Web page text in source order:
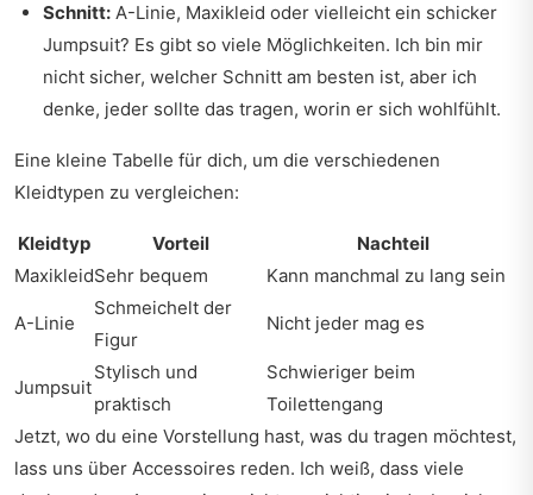
Schnitt: A-Linie, Maxikleid oder vielleicht ein schicker
Jumpsuit? Es gibt so viele Möglichkeiten. Ich bin mir
nicht sicher, welcher Schnitt am besten ist, aber ich
denke, jeder sollte das tragen, worin er sich wohlfühlt.
Eine kleine Tabelle für dich, um die verschiedenen
Kleidtypen zu vergleichen:
Kleidtyp Vorteil
Nachteil
MaxikleidSehr bequem Kann manchmal zu lang sein
A-Linie
Schmeichelt der
Figur
Nicht jeder mag es
Jumpsuit
Stylisch und
praktisch
Schwieriger beim
Toilettengang
Jetzt, wo du eine Vorstellung hast, was du tragen möchtest,
lass uns über Accessoires reden. Ich weiß, dass viele